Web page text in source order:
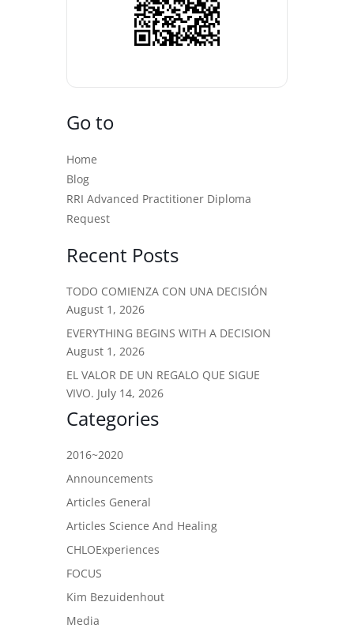
Go to
Home
Blog
RRI Advanced Practitioner Diploma
Request
Recent Posts
TODO COMIENZA CON UNA DECISIÓN
August 1, 2026
EVERYTHING BEGINS WITH A DECISION
August 1, 2026
EL VALOR DE UN REGALO QUE SIGUE
VIVO. July 14, 2026
Categories
2016~2020
Announcements
Articles General
Articles Science And Healing
CHLOExperiences
FOCUS
Kim Bezuidenhout
Media